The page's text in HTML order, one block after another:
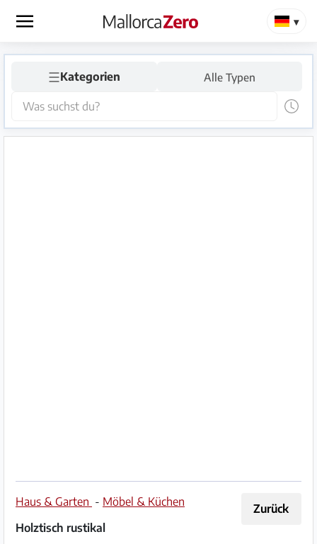
×
Startseite
Anzeige
aufgeben
Hilfe
FAQ
☰Kategorien Alle Typen
Zurück
Haus & Garten - Möbel & Küchen
Holztisch rustikal